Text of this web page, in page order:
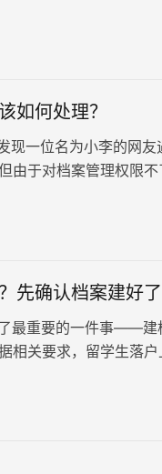
如何处理？
一位名为小李的网友
由于对档案管理权限
先确认档案建好了
最重要的一件事——建
相关要求，留学生落